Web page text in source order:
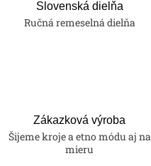
Slovenská dielňa
Ručná remeselná dielňa
Zákazková výroba
Šijeme kroje a etno módu aj na
mieru